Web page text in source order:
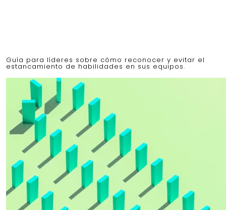
Guía para líderes sobre cómo reconocer y evitar el
estancamiento de habilidades en sus equipos.